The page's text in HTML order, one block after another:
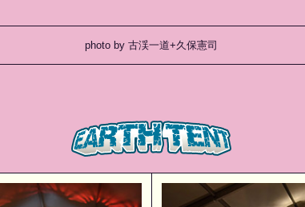
photo by 古渓一道+久保憲司